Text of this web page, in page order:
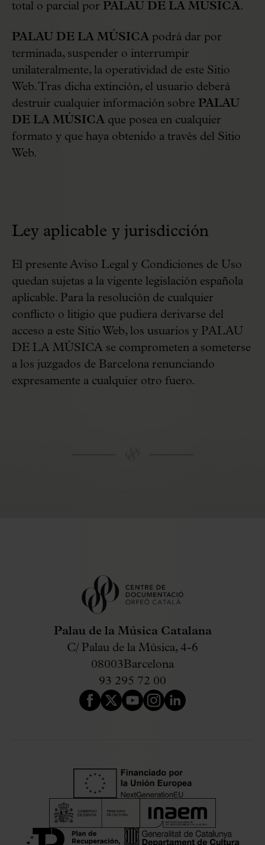
total o parcial por PALAU DE LA MÚSICA.
PALAU DE LA MÚSICA podrá dar por
terminada, suspender o interrumpir
unilateralmente, la operatividad de este Sitio
Web. Tras dicha extinción, el usuario deberá
destruir cualquier información sobre PALAU
DE LA MÚSICA que posea en cualquier
formato y que haya obtenido a través del Sitio
Web.
Ley aplicable y jurisdicción
El presente Aviso Legal y Condiciones de Uso
quedan sujetas a la vigente legislación española
aplicable. Para la resolución de cualquier
conflicto o litigio que pudiera derivarse del
acceso a este Sitio Web, los usuarios y PALAU
DE LA MÚSICA se comprometen a someterse
a los juzgados de Barcelona renunciando
expresamente a cualquier otro fuero.
Palau de la Música Catalana
C/ Palau de la Música, 4-6
08003Barcelona
93 295 72 00